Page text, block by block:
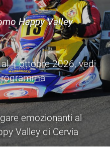
Happy Valley
4 ottobre 2026, vedi
emozionanti al
Valley di Cervia